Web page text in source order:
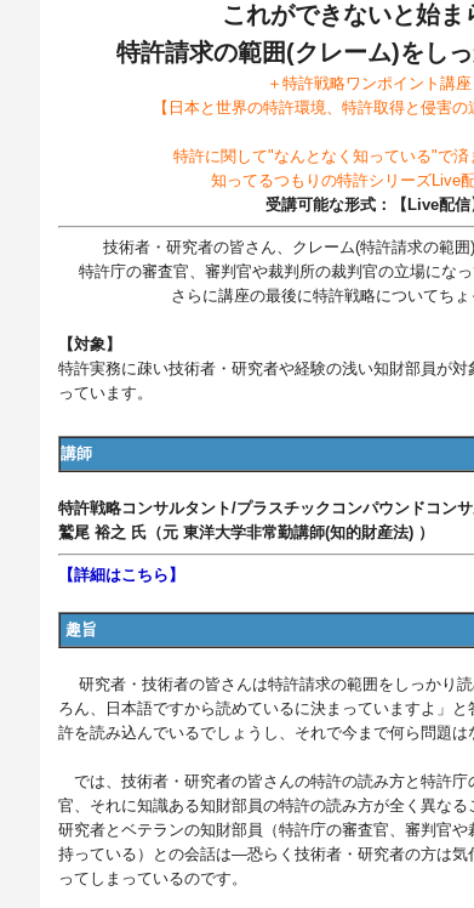
これができないと始ま
特許請求の範囲(クレーム)をし
＋特許戦略ワンポイント講座
【日本と世界の特許環境、特許取得と侵害の
特許に関して"なんとなく知っている"で済
知ってるつもりの特許シリーズLive
受講可能な形式：【Live配信
技術者・研究者の皆さん、クレーム(特許請求の範
特許庁の審査官、審判官や裁判所の裁判官の立場にな
さらに講座の最後に特許戦略についてち
【対象】
特許実務に疎い技術者・研究者や経験の浅い知財部員が
っています。
講師
特許戦略コンサルタント/プラスチックコンパウンドコン
鷲尾 裕之 氏（元 東洋大学非常勤講師(知的財産法) ）
【詳細はこちら】
趣旨
研究者・技術者の皆さんは特許請求の範囲をしっかり
ろん、日本語ですから読めているに決まっていますよ」
許を読み込んでいるでしょうし、それで今まで何ら問題は
では、技術者・研究者の皆さんの特許の読み方と特許庁
官、それに知識ある知財部員の特許の読み方が全く異なる
研究者とベテランの知財部員（特許庁の審査官、審判官
持っている）との会話は―恐らく技術者・研究者の方は
ってしまっているのです。